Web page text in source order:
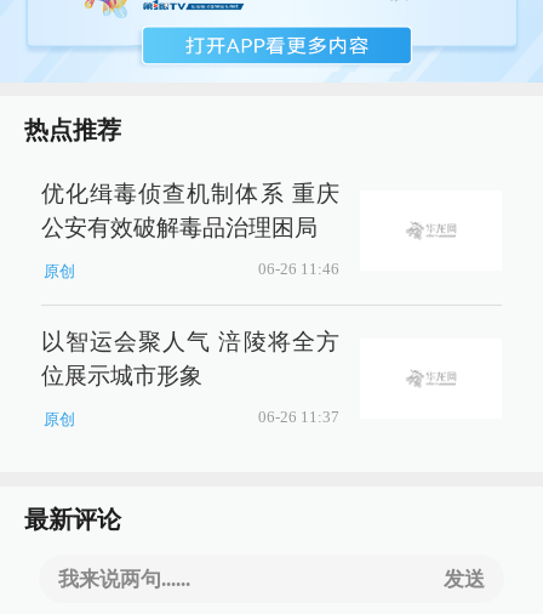
热点推荐
优化缉毒侦查机制体系 重庆
公安有效破解毒品治理困局
原创 06-26 11:46
以智运会聚人气 涪陵将全方
位展示城市形象
原创 06-26 11:37
最新评论
我来说两句...... 发送